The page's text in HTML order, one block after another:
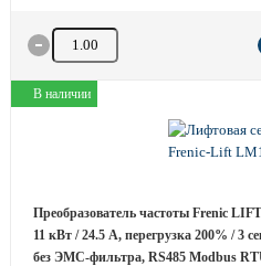
Количество товара
В наличии
Преобразователь частоты Frenic
11 кВт / 24.5 A, перегрузка 200% / 3
без ЭМС-фильтра, RS485 Modbus